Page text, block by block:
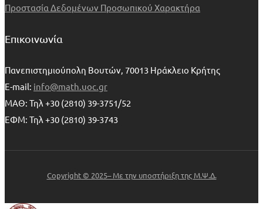
Προστασία Δεδομένων Προσωπικού Χαρακτήρα
Επικοινωνία
Πανεπιστημιούπολη Βουτών, 70013 Ηράκλειο Κρήτης
E-mail: info@math.uoc.gr
ΜΑΘ: Τηλ +30 (2810) 39-3751/52
ΕΦΜ: Τηλ +30 (2810) 39-3743
Copyright © 2025– Με την υποστήριξη της Μ.Ψ.Δ.